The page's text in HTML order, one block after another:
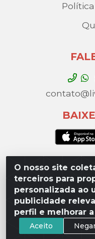
O nosso site
terceiros para
personalizada ao
publicidade
perfil e melhorar
Aceito
Lívia Distribuidora
Toninho, São José
000 -